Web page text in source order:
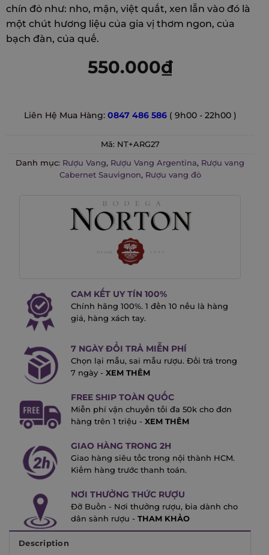
chín đỏ như: nho, mận, việt quất, xen lẫn vào đó là
một chút hương liệu của gia vị thơm ngon, của
bạch đàn, của quế.
550.000₫
Liên Hệ Mua Hàng: 0847 486 586 ( 9h00 - 22h00 )
Mã: NT+ARG27
Danh mục: Rượu Vang, Rượu Vang Argentina, Rượu vang
Cabernet Sauvignon, Rượu vang đỏ
CAM KẾT UY TÍN 100%
Chính hãng 100%. 1 đền 10 nếu là hàng
giả, hàng xách tay.
7 NGÀY ĐỔI TRẢ MIỄN PHÍ
Chọn lại mẫu, sai mẫu rượu. Đổi trả trong
7 ngày - XEM THÊM
FREE SHIP TOÀN QUỐC
Miễn phí vận chuyển tối đa 50k cho đơn
hàng trên 1 triệu - XEM THÊM
GIAO HÀNG TRONG 2H
Giao hàng siêu tốc trong nội thành HCM.
Kiểm hàng trước thanh toán.
NƠI THƯỞNG THỨC RƯỢU
Đỡ Buồn - Nơi thưởng rượu, bia dành cho
dân sành rượu - THAM KHẢO
Description